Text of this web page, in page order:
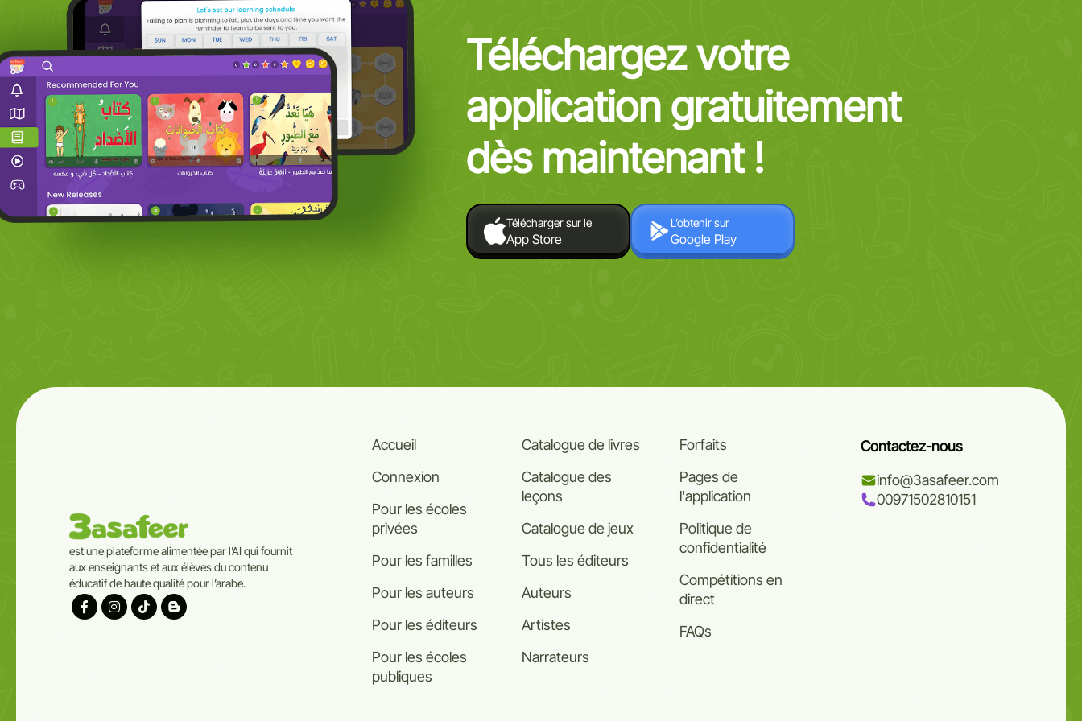
Téléchargez votre
application gratuitement
dès maintenant !
Télécharger sur le
App Store
L’obtenir sur
Google Play
est une plateforme alimentée par l’AI qui fournit
aux enseignants et aux élèves du contenu
éducatif de haute qualité pour l’arabe.
Accueil
Connexion
Pour les écoles
privées
Pour les familles
Pour les auteurs
Pour les éditeurs
Pour les écoles
publiques
Catalogue de livres
Catalogue des
leçons
Catalogue de jeux
Tous les éditeurs
Auteurs
Artistes
Narrateurs
Forfaits
Pages de
l'application
Politique de
confidentialité
Compétitions en
direct
FAQs
Contactez-nous
info@3asafeer.com
00971502810151